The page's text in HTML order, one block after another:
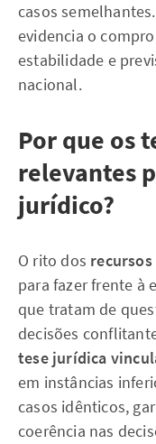
casos
evidencia o
estabilidade e
nacional.
Por que os
relevantes
jurídico?
O rito dos
para fazer frente à
que tratam de
decisões
tese jurídica
em instâncias
casos idênticos,
coerência nas